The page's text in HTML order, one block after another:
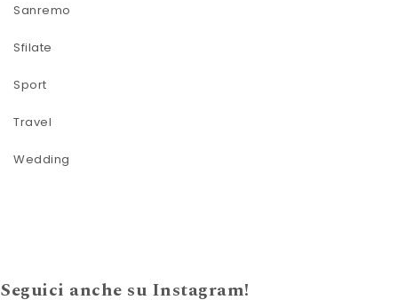
Sanremo
Sfilate
Sport
Travel
Wedding
Seguici anche su Instagram!